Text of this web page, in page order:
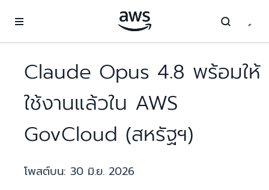
Claude Opus 4.8 พร้อมให้
ใช้งานแล้วใน AWS
GovCloud (สหรัฐฯ)
โพสต์บน: 30 มิ.ย. 2026